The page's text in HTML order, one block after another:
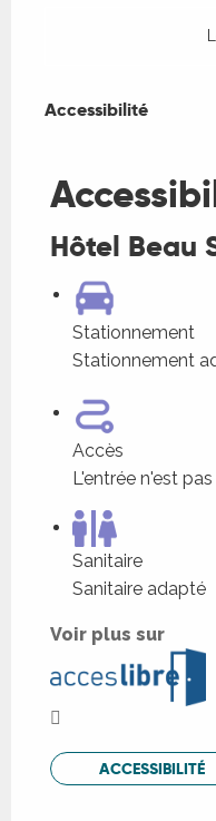
Accessibilité
Hôtel Beau
Stationnement
Stationnement
Accès
L'entrée n'est
Sanitaire
Sanitaire adapté
Voir plus sur
ACCESSIBILITÉ